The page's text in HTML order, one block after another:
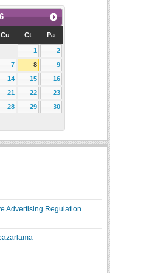
Cu Ct Pa
1
2
7 8
9
14 15
16
21 22
23
28 29
30
Advertising Regulation...